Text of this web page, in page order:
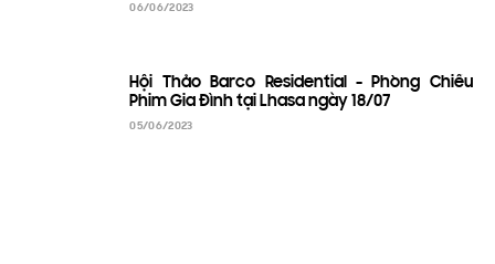
06/06/2023
Hội Thảo Barco Residential - Phòng Chiếu
Phim Gia Đình tại Lhasa ngày 18/07
05/06/2023